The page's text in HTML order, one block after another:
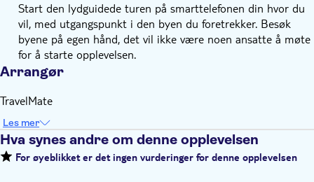
Start den lydguidede turen på smarttelefonen din hvor du
vil, med utgangspunkt i den byen du foretrekker. Besøk
byene på egen hånd, det vil ikke være noen ansatte å møte
for å starte opplevelsen.
Arrangør
TravelMate
Les mer
Hva synes andre om denne opplevelsen
For øyeblikket er det ingen vurderinger for denne opplevelsen